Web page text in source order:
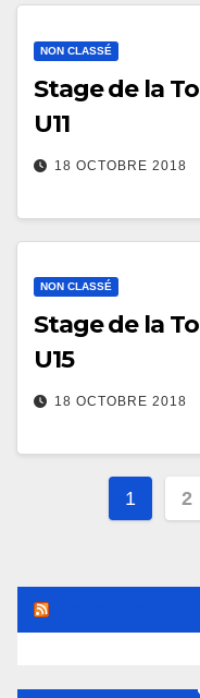
NON CLASSÉ
Stage de la
U11
18 OCTOBRE 2018
NON CLASSÉ
Stage de la
U15
18 OCTOBRE 2018
1 2